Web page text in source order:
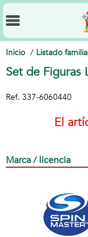
Inicio Listado
Set de Figuras
Ref. 337-6060440
El
Marca / licencia